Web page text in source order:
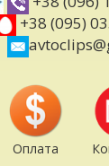
+38 (095)
Оплата